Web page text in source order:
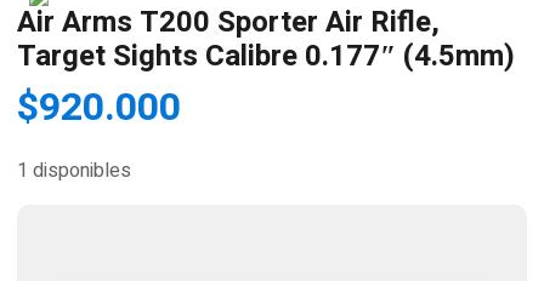
Air Arms T200 Sporter Air Rifle,
Target Sights Calibre 0.177″ (4.5mm)
$920.000
1 disponibles